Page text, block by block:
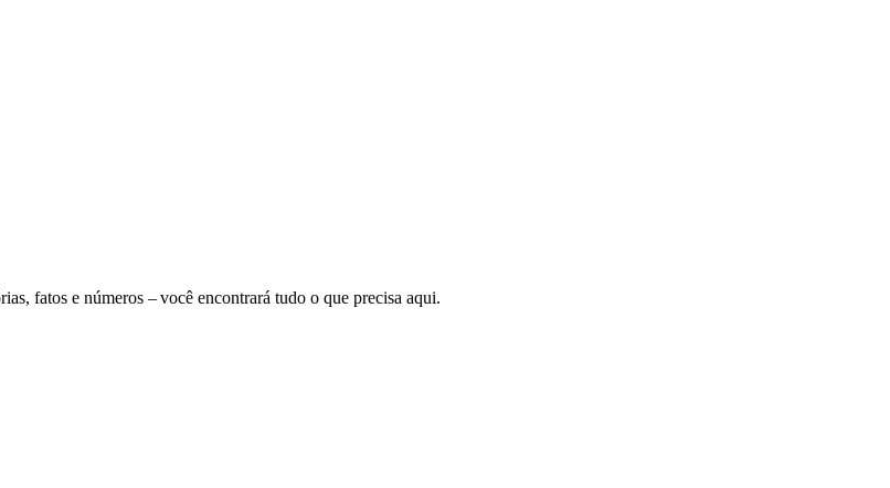
fatos e números – você encontrará tudo o que precisa aqui.